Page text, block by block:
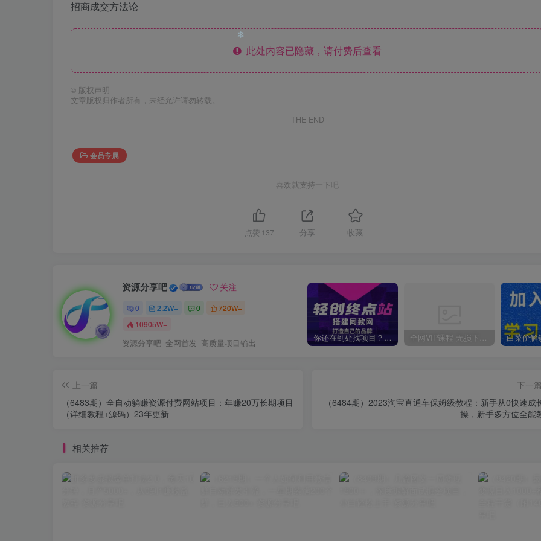
招商成交方法论
此处内容已隐藏，请付费后查看
© 版权声明
文章版权归作者所有，未经允许请勿转载。
THE END
会员专属
喜欢就支持一下吧
点赞 137 分享 收藏
资源分享吧 关注
0 2.2W+ 0
720W+
10905W+
资源分享吧_全网首发_高质量项目输出 你还在到处找项目？还在当韭菜？我靠卖项目一个月收入5万+，曾经我也是个失败者。 全网VIP课程 无损下载~
上一篇
（6483期）全自动躺赚资源付费网站项目：年赚20万长期项目
（详细教程+源码）23年更新
下一
（6484期）2023淘宝直通车保姆级教程：新手从0快速成
操，新手多方位全能
相关推荐
❄
❄
❄
❄